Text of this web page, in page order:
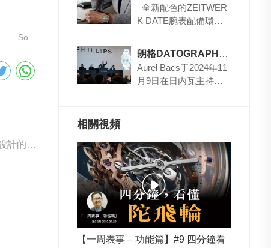
So
下一篇: 由兒童設計的H. Moser & Cie.
全新配色的ZEITWER
K DATE腕表配備環形
金款和750玫瑰…
朗格DATOGRAPH“漢普頓宮”特別款再創拍賣佳績
Aurel Bacs于2024年11
月9日在日内瓦主持朗
相關視頻
【一周表事 – 功能篇】#9 四分鐘看